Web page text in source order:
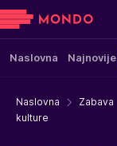
Naslovna Najnovije
Naslovna Zabava
kulture